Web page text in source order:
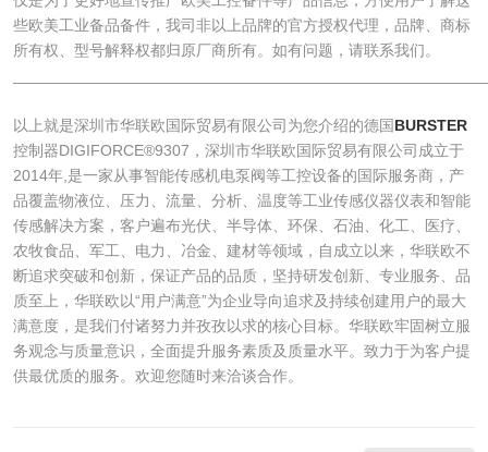
些欧美工业备品备件，我司非以上品牌的官方授权代理，品牌、商标
所有权、型号解释权都归原厂商所有。如有问题，请联系我们。
​以上就是深圳市华联欧国际贸易有限公司为您介绍的德国BURSTER
控制器DIGIFORCE®9307，深圳市华联欧国际贸易有限公司成立于
2014年,是一家从事智能传感机电泵阀等工控设备的国际服务商，产
品覆盖物液位、压力、流量、分析、温度等工业传感仪器仪表和智能
传感解决方案，客户遍布光伏、半导体、环保、石油、化工、医疗、
农牧食品、军工、电力、冶金、建材等领域，自成立以来，华联欧不
断追求突破和创新，保证产品的品质，坚持研发创新、专业服务、品
质至上，华联欧以“用户满意”为企业导向追求及持续创建用户的最大
满意度，是我们付诸努力并孜孜以求的核心目标。华联欧牢固树立服
务观念与质量意识，全面提升服务素质及质量水平。致力于为客户提
供最优质的服务。欢迎您随时来洽谈合作。